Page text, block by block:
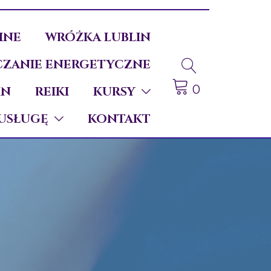
WRÓŻKA LUBLIN
ENERGETYCZNE
REIKI
KURSY
KONTAKT
0